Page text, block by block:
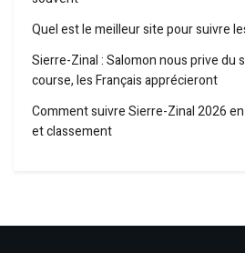
Quel est le meilleur site pour suivre
Sierre-Zinal : Salomon nous prive du
course, les Français apprécieront
Comment suivre Sierre-Zinal 2026
et classement